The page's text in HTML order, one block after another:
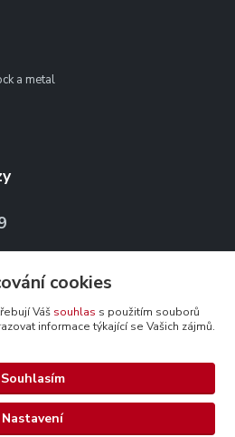
a metal
sběr cookies.
cookies
Váš souhlas s použitím souborů
informace týkající se Vašich zájmů.
Nastavení
Souhlasím